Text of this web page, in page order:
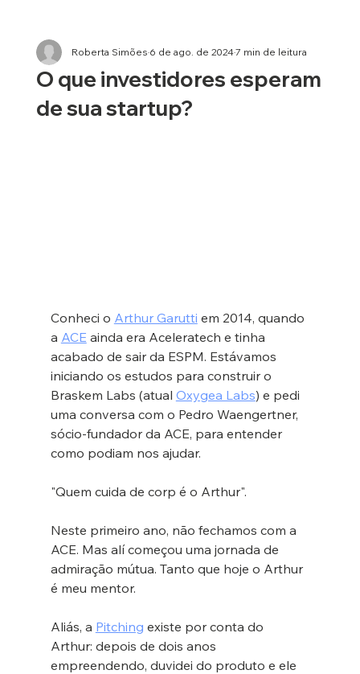
O que investidores esperam
de sua startup?
Roberta Simões6 de ago. de 20247 min de leitura
Conheci o Arthur Garutti em 2014, quando
a ACE ainda era Aceleratech e tinha
acabado de sair da ESPM. Estávamos
iniciando os estudos para construir o
Braskem Labs (atual Oxygea Labs) e pedi
uma conversa com o Pedro Waengertner,
sócio-fundador da ACE, para entender
como podiam nos ajudar.
"Quem cuida de corp é o Arthur".
Neste primeiro ano, não fechamos com a
ACE. Mas alí começou uma jornada de
admiração mútua. Tanto que hoje o Arthur
é meu mentor.
Aliás, a Pitching existe por conta do
Arthur: depois de dois anos
empreendendo, duvidei do produto e ele